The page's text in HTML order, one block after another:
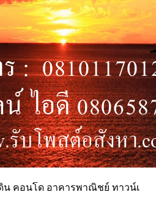
น คอนโด อาคารพาณิชย์ ทาวน์เ